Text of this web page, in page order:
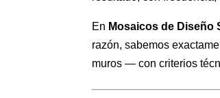
En Mosaicos de Diseño
razón, sabemos
muros — con criterios